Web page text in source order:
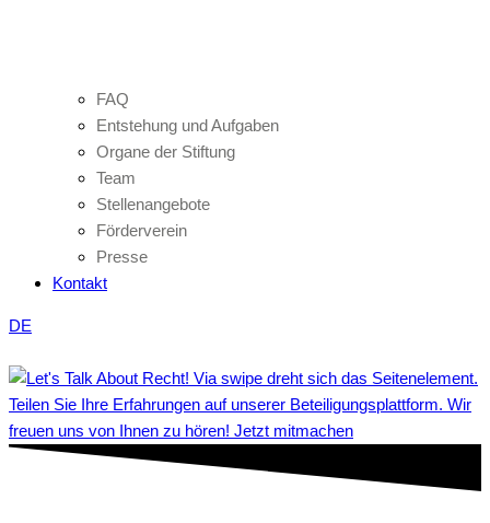
FAQ
Entstehung und Aufgaben
Organe der Stiftung
Team
Stellenangebote
Förderverein
Presse
Kontakt
DE
Teilen Sie Ihre Erfahrungen auf unserer Beteiligungsplattform. Wir
freuen uns von Ihnen zu hören! Jetzt mitmachen